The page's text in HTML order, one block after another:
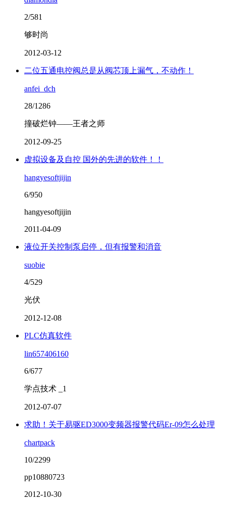
2/581
够时尚
2012-03-12
二位五通电控阀总是从阀芯顶上漏气，不动作！
anfei_dch
28/1286
撞破烂钟——王者之师
2012-09-25
虚拟设备及自控 国外的先进的软件！！
hangyesoftjijin
6/950
hangyesoftjijin
2011-04-09
液位开关控制泵启停，但有报警和消音
suobie
4/529
光伏
2012-12-08
PLC仿真软件
lin657406160
6/677
学点技术 _1
2012-07-07
求助！关于易驱ED3000变频器报警代码Er-09怎么处理
chartpack
10/2299
pp10880723
2012-10-30